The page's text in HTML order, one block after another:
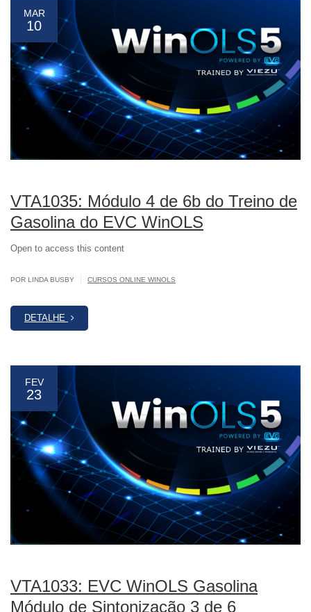
MAR
10
VTA1035: Módulo 4 de 6b do Treino de
Gasolina do EVC WinOLS
Open to access this content
POR LINDA BUSBY CURSOS ONLINE WINOLS
DETALHE
FEV
23
VTA1033: EVC WinOLS Gasolina
Módulo de Sintonização 3 de 6